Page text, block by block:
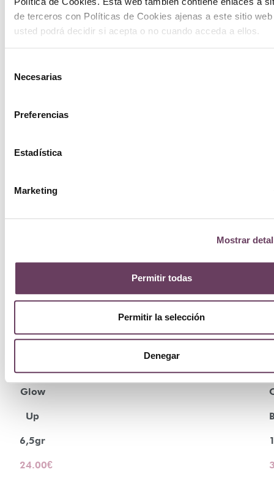
de terceros con Políticas de Cookies ajenas a este sitio web
usted podrá decidir si acepta o no cuando acceda a ellos.
Necesarias
Preferencias
Estadística
Marketing
Mostrar
Permitir todas
Permitir la selección
Denegar
Ellis
Glow
Up
6,5gr
24.00€